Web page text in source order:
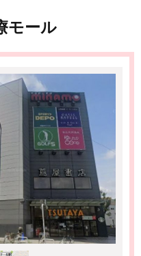
モール